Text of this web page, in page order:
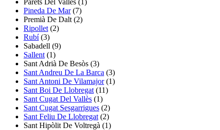
Parets Del Vallès (1)
Pineda De Mar(7)
Premià De Dalt (2)
Ripollet (2)
Rubí(3)
Sabadell (9)
Sallent (1)
Sant Adrià De Besòs (3)
Sant Andreu De La Barca (3)
Sant Antoni De Vilamajor(1)
Sant Boi De Llobregat (11)
Sant Cugat Del Vallès (1)
Sant Cugat Sesgarrigues (2)
Sant Feliu De Llobregat (2)
Sant Hipòlit De Voltregà (1)